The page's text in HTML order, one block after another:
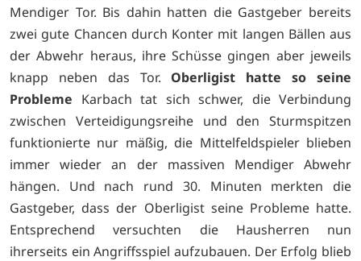
Mendiger Tor. Bis dahin hatten die Gastgeber bereits
zwei gute Chancen durch Konter mit langen Bällen aus
der Abwehr heraus, ihre Schüsse gingen aber jeweils
knapp neben das Tor. Oberligist hatte so seine
Probleme Karbach tat sich schwer, die Verbindung
zwischen Verteidigungsreihe und den Sturmspitzen
funktionierte nur mäßig, die Mittelfeldspieler blieben
immer wieder an der massiven Mendiger Abwehr
hängen. Und nach rund 30. Minuten merkten die
Gastgeber, dass der Oberligist seine Probleme hatte.
Entsprechend versuchten die Hausherren nun
ihrerseits ein Angriffsspiel aufzubauen. Der Erfolg blieb